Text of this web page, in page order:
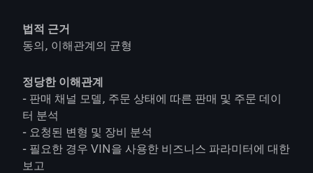
법적 근거
동의, 이해관계의 균형
정당한 이해관계
- 판매 채널 모델, 주문 상태에 따른 판매 및 주문 데이
터 분석
- 요청된 변형 및 장비 분석
- 필요한 경우 VIN을 사용한 비즈니스 파라미터에 대한
보고